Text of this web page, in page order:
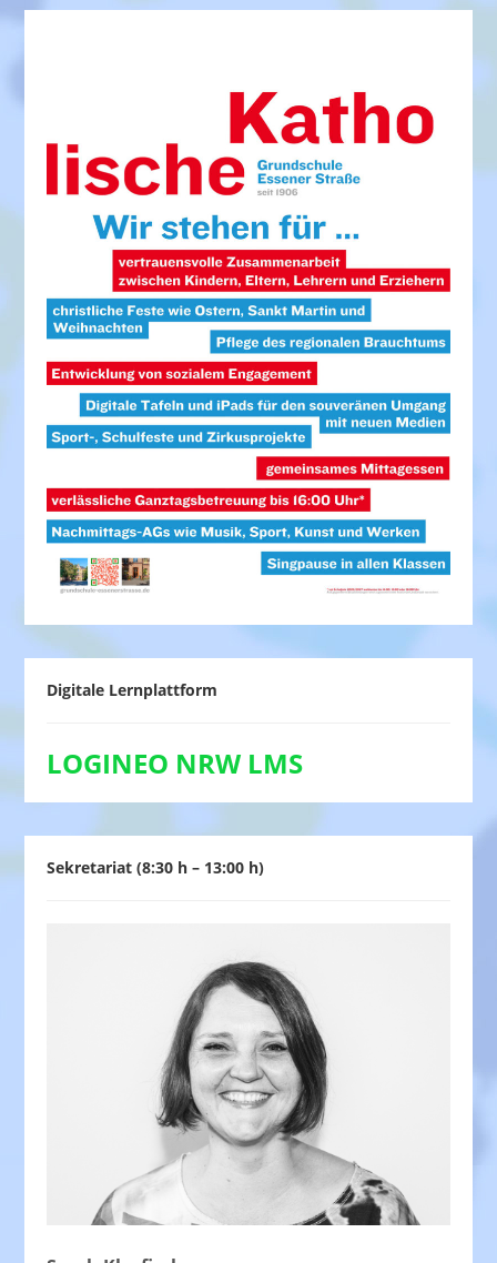
Digitale Lernplattform
LOGINEO NRW LMS
Sekretariat (8:30 h – 13:00 h)